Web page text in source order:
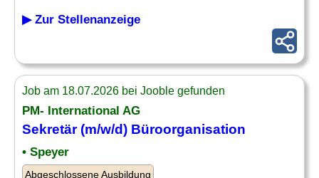
▶ Zur Stellenanzeige
Job am 18.07.2026 bei Jooble gefunden
PM- International AG
Sekretär(m/w/d) Büroorganisation
• Speyer
Abgeschlossene Ausbildung